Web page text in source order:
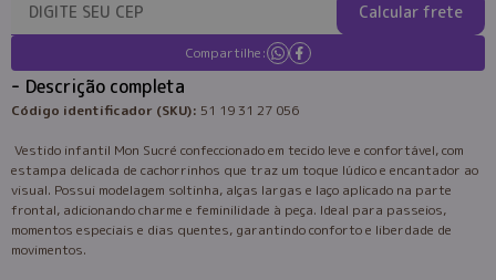
Calcular frete
Compartilhe:
Descrição completa
Código identificador (SKU): 51 19 31 27 056
Vestido infantil Mon Sucré confeccionado em tecido leve e confortável, com
estampa delicada de cachorrinhos que traz um toque lúdico e encantador ao
visual. Possui modelagem soltinha, alças largas e laço aplicado na parte
frontal, adicionando charme e feminilidade à peça. Ideal para passeios,
momentos especiais e dias quentes, garantindo conforto e liberdade de
movimentos.